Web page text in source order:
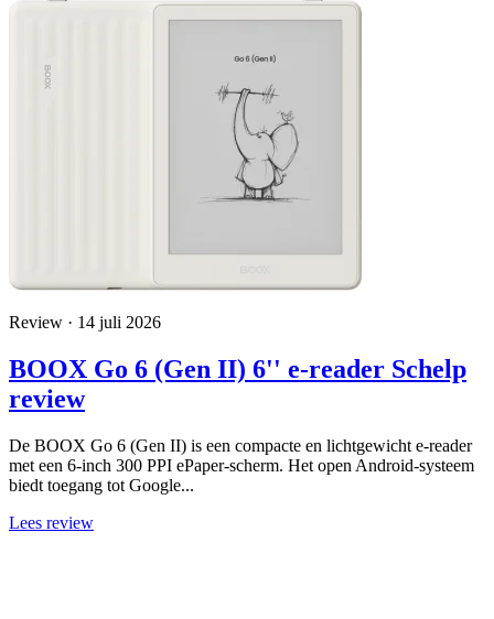
Review · 14 juli 2026
BOOX Go 6 (Gen II) 6'' e-reader Schelp
review
De BOOX Go 6 (Gen II) is een compacte en lichtgewicht e-reader
met een 6-inch 300 PPI ePaper-scherm. Het open Android-systeem
biedt toegang tot Google...
Lees review